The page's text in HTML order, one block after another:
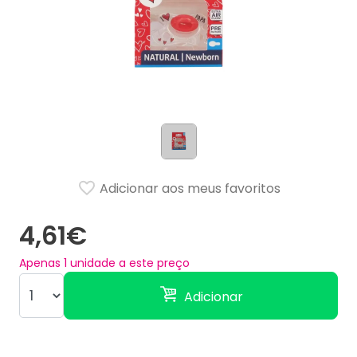
4,61€
Apenas 1 unidade a este preço
Adicionar
Adicionar aos meus favoritos